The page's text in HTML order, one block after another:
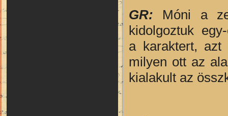
GR: Móni a
kidolgoztuk
a karaktert, azt
milyen ott az
kialakult az